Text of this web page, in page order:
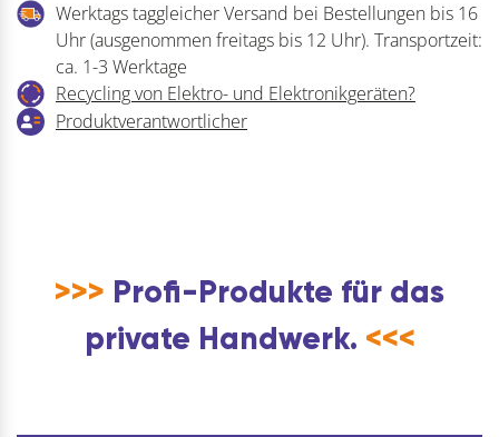
ON
Kraftspeicher-
Menge
Werktags taggleicher Versand bei Bestellungen bis 16
Uhr (ausgenommen freitags bis 12 Uhr). Transportzeit:
ca. 1-3 Werktage
Recycling von Elektro- und Elektronikgeräten?
Produktverantwortlicher
>>> Profi-Produkte für das
private Handwerk. <<<